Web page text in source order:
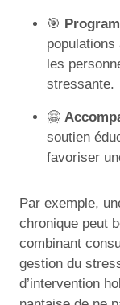
🎯
les
stressante.
🤗
soutien
favoriser
Par exemple,
chronique peut
combinant
gestion du
d’intervention